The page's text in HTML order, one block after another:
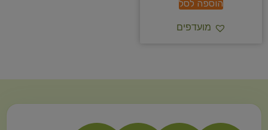
הוספה לסל
מועדפים